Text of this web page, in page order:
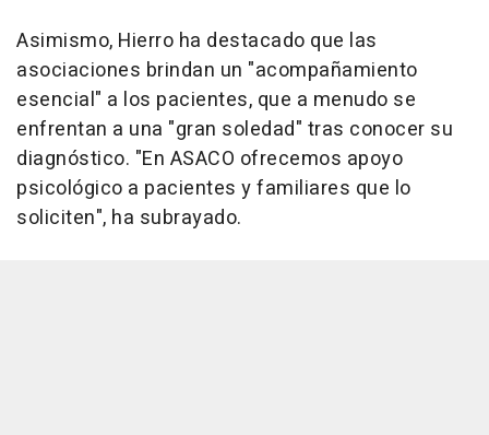
Asimismo, Hierro ha destacado que las
asociaciones brindan un "acompañamiento
esencial" a los pacientes, que a menudo se
enfrentan a una "gran soledad" tras conocer su
diagnóstico. "En ASACO ofrecemos apoyo
psicológico a pacientes y familiares que lo
soliciten", ha subrayado.